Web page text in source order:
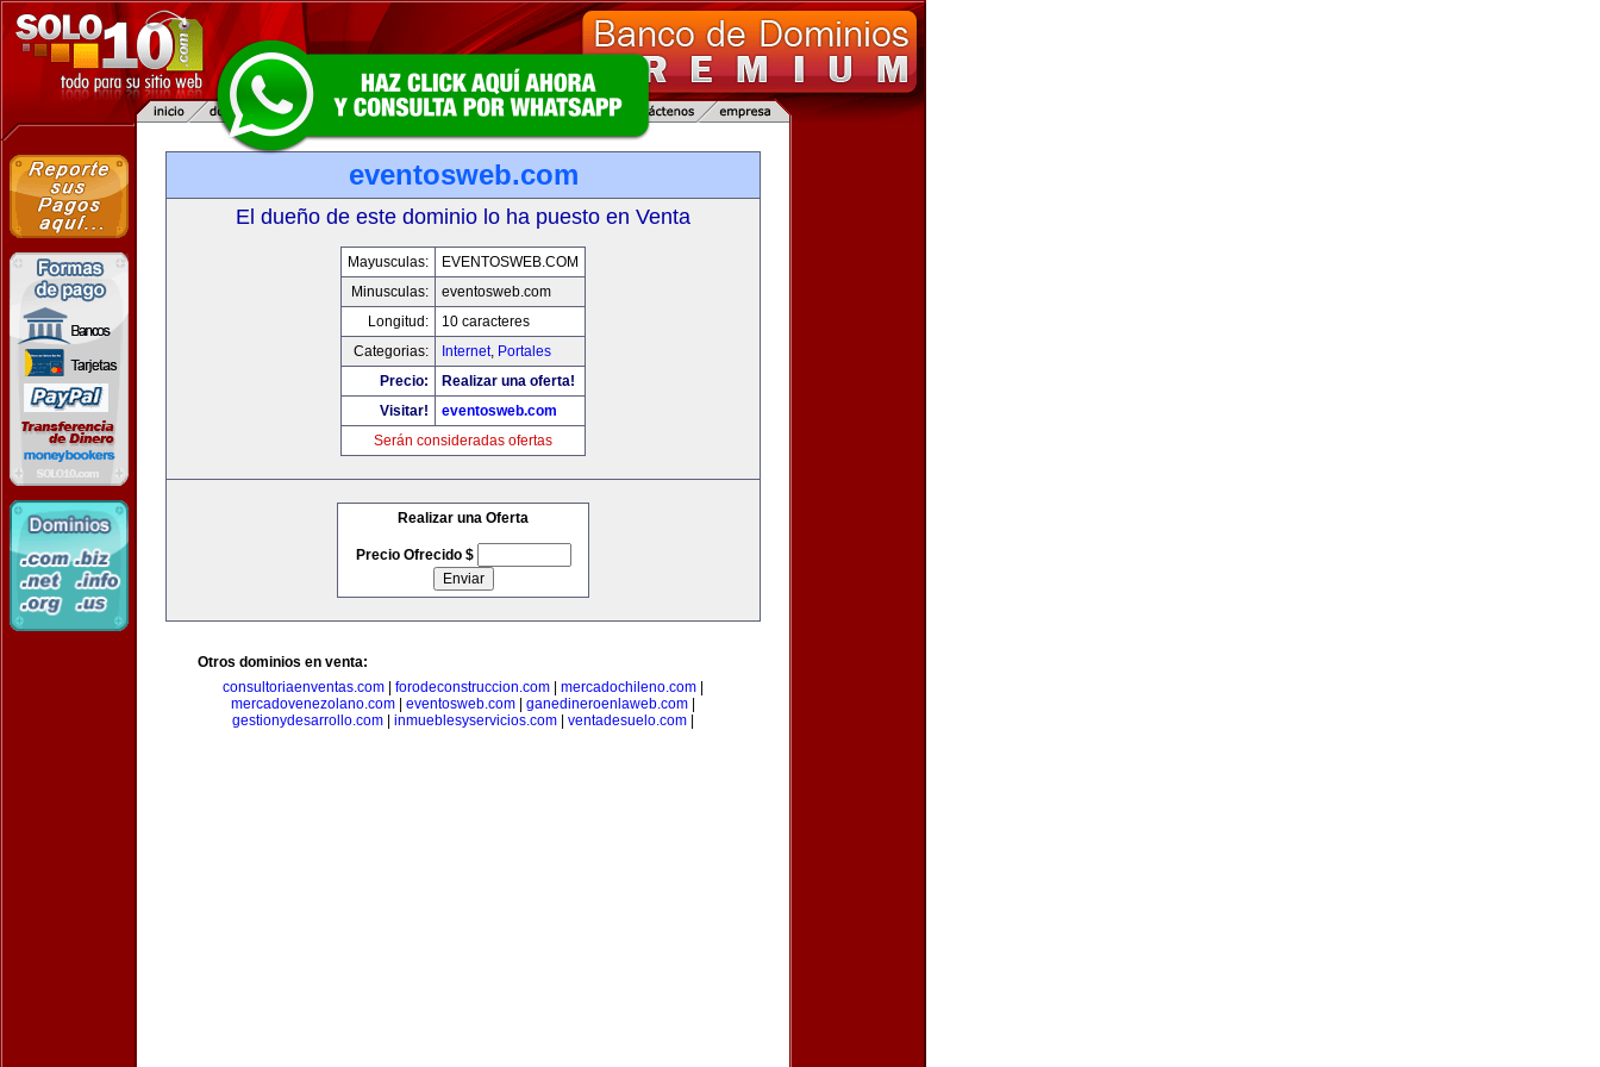
eventosweb.com
El dueño de este dominio lo ha puesto en Venta
Mayusculas:
EVENTOSWEB.COM
Minusculas:
eventosweb.com
Longitud:
10 caracteres
Categorias:
Internet, Portales
Precio:
Realizar una oferta!
Visitar!
eventosweb.com
Serán consideradas ofertas
Realizar una Oferta
Precio Ofrecido $
Otros dominios en venta:
consultoriaenventas.com
forodeconstruccion.com mercadochileno.com
mercadovenezolano.com
eventosweb.com ganedineroenlaweb.com
gestionydesarrollo.com
inmueblesyservicios.com ventadesuelo.com